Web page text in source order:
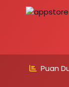
Puan